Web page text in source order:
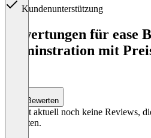
Kundenunterstützung
Bewertungen für ease
Adminstration mit
Bewerten
Es gibt aktuell noch keine Reviews,
enthalten.